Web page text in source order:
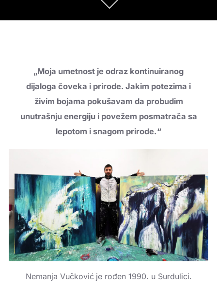
Scroll
down
„Moja umetnost je odraz kontinuiranog
dijaloga čoveka i prirode. Jakim potezima i
živim bojama pokušavam da probudim
unutrašnju energiju i povežem posmatrača sa
lepotom i snagom prirode.“
Nemanja Vučković je rođen 1990. u Surdulici.